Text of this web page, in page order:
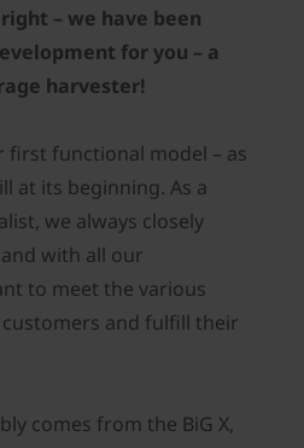
– we have been
for you – a
harvester!
first functional model – as
at its beginning. As a
we always closely
with all our
to meet the various
and fulfill their
comes from the BiG X,